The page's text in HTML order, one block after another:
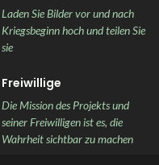
Laden Sie Bilder vor und nach
Kriegsbeginn hoch und teilen Sie
sie
Freiwillige
Die Mission des Projekts und
seiner Freiwilligen ist es, die
Wahrheit sichtbar zu machen